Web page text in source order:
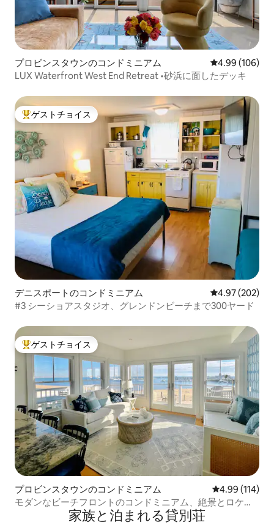
プロビンスタウンのコンドミニアム レビュー106
4.99 (106)
LUX Waterfront West End Retreat •砂浜に面したデッキ
大好評のゲストチョイスです。
ゲストチョイス
デニスポートのコンドミニアム レビュー202
4.97 (202)
#3 シーショアスタジオ、グレンドンビーチまで300ヤード
大好評のゲストチョイスです。
ゲストチョイス
プロビンスタウンのコンドミニアム レビュー114
4.99 (114)
モダンなビーチフロントのコンドミニアム、絶景とロケー
ションが素晴らしいです！
家族と泊まれる貸別荘